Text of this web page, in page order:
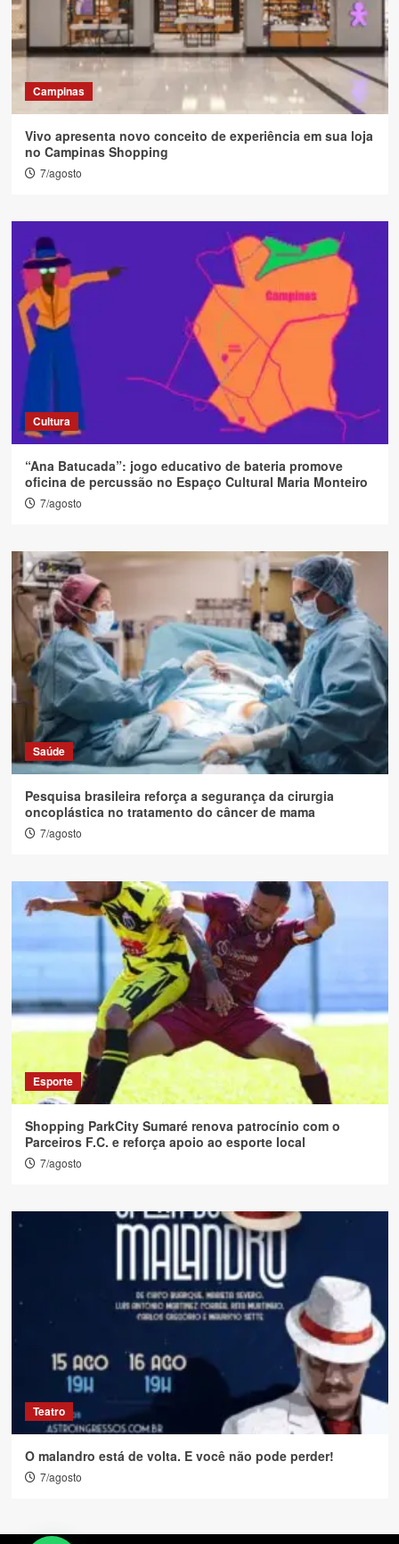
Campinas
Vivo apresenta novo conceito de experiência em sua loja
no Campinas Shopping
7/agosto
Cultura
“Ana Batucada”: jogo educativo de bateria promove
oficina de percussão no Espaço Cultural Maria Monteiro
7/agosto
Saúde
Pesquisa brasileira reforça a segurança da cirurgia
oncoplástica no tratamento do câncer de mama
7/agosto
Esporte
Shopping ParkCity Sumaré renova patrocínio com o
Parceiros F.C. e reforça apoio ao esporte local
7/agosto
Teatro
O malandro está de volta. E você não pode perder!
7/agosto